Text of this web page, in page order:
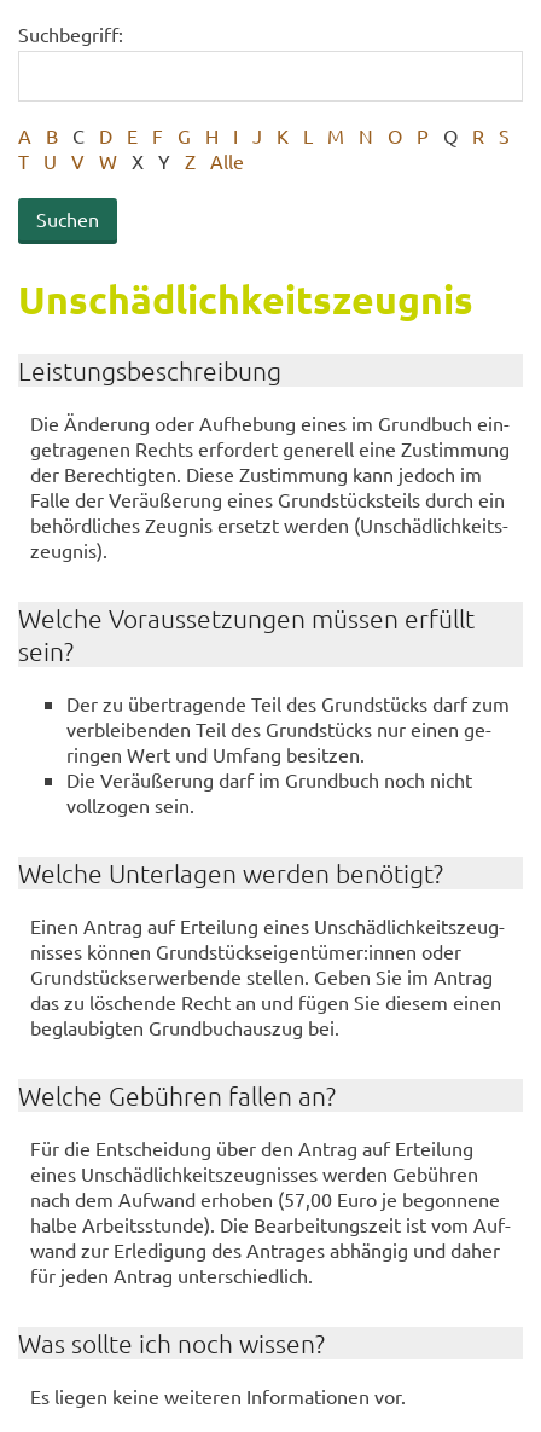
Suchbegriff:
A B C D E F G H I J K L M N O P Q R
S
T
U V W X Y Z Alle
Un­schäd­lich­keits­zeug­nis
Leis­tungs­be­schrei­bung
Die Än­de­rung oder Auf­he­bung eines im Grund­buch ein­
ge­tra­ge­nen Rechts er­for­dert ge­ne­rell eine Zu­stim­mung
der Be­rech­tig­ten. Diese Zu­stim­mung kann je­doch im
Falle der Ver­äu­ße­rung eines Grund­stücks­teils durch ein
be­hörd­li­ches Zeug­nis er­setzt wer­den (Un­schäd­lich­keits­
zeug­nis).
Wel­che Vor­aus­set­zun­gen müs­sen er­füllt
sein?
Der zu über­tra­gen­de Teil des Grund­stücks darf zum
ver­blei­ben­den Teil des Grund­stücks nur einen ge­
rin­gen Wert und Um­fang be­sit­zen.
Die Ver­äu­ße­rung darf im Grund­buch noch nicht
voll­zo­gen sein.
Wel­che Un­ter­la­gen wer­den be­nö­tigt?
Einen An­trag auf Er­tei­lung eines Un­schäd­lich­keits­zeug­
nis­ses kön­nen Grund­stücks­ei­gen­tü­mer:innen oder
Grund­stücks­er­wer­ben­de stel­len. Geben Sie im An­trag
das zu lö­schen­de Recht an und fügen Sie die­sem einen
be­glau­big­ten Grund­buch­aus­zug bei.
Wel­che Ge­büh­ren fal­len an?
Für die Ent­schei­dung über den An­trag auf Er­tei­lung
eines Un­schäd­lich­keits­zeug­nis­ses wer­den Ge­büh­ren
nach dem Auf­wand er­ho­ben (57,00 Euro je be­gon­ne­ne
halbe Ar­beits­stun­de). Die Be­ar­bei­tungs­zeit ist vom Auf­
wand zur Er­le­di­gung des An­tra­ges ab­hän­gig und daher
für jeden An­trag un­ter­schied­lich.
Was soll­te ich noch wis­sen?
Es lie­gen keine wei­te­ren In­for­ma­tio­nen vor.